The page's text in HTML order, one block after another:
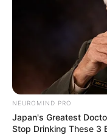
NEUROMIND PRO
Japan's Greatest
Stop Drinking These 3